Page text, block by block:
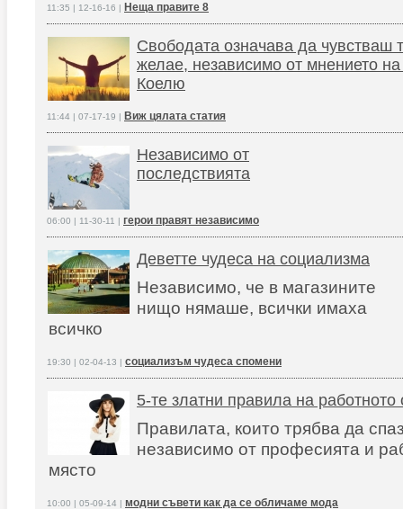
11:35 | 12-16-16 | Неща правите 8
Свободата означава да чувстваш
желае, независимо от мнението
Коелю
11:44 | 07-17-19 | Виж цялата статия
Независимо от
последствията
06:00 | 11-30-11 | герои правят независимо
Деветте чудеса на социализма
Независимо, че в магазините
нищо нямаше, всички имаха
всичко
19:30 | 02-04-13 | социализъм чудеса спомени
5-те златни правила на работното
Правилата, които трябва да
независимо от професията и
място
10:00 | 05-09-14 | модни съвети как да се обличаме мода